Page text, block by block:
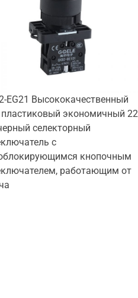
EG21 Высококачественный
экономичный 22
селекторный
с
кнопочным
работающим от